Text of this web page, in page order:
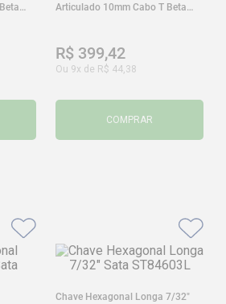
Articulado 10mm Cabo T Beta
R$ 399,42
Ou 9x de R$ 44,38
COMPRAR
Chave Hexagonal Longa 7/32"